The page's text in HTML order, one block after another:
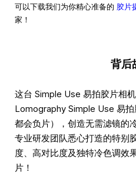
可以下载我们为你精心准备的 胶片
家！
背后
这台 Simple Use 易拍胶片相
Lomography Simple Use 易
都会负片），创造无需滤镜的
专业研发团队悉心打造的特别
度、高对比度及独特冷色调效
片！